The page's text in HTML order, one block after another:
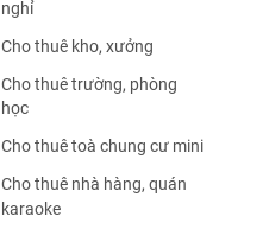
nghỉ
Cho thuê kho, xưởng
Cho thuê trường, phòng
học
Cho thuê toà chung cư mini
Cho thuê nhà hàng, quán
karaoke